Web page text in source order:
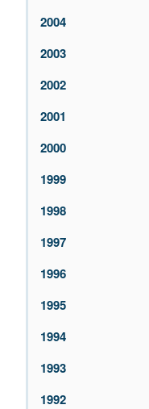
2004
2003
2002
2001
2000
1999
1998
1997
1996
1995
1994
1993
1992